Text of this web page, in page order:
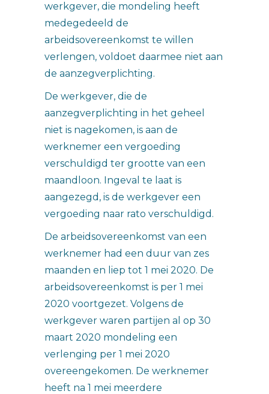
werkgever, die mondeling heeft
medegedeeld de
arbeidsovereenkomst te willen
verlengen, voldoet daarmee niet aan
de aanzegverplichting.
De werkgever, die de
aanzegverplichting in het geheel
niet is nagekomen, is aan de
werknemer een vergoeding
verschuldigd ter grootte van een
maandloon. Ingeval te laat is
aangezegd, is de werkgever een
vergoeding naar rato verschuldigd.
De arbeidsovereenkomst van een
werknemer had een duur van zes
maanden en liep tot 1 mei 2020. De
arbeidsovereenkomst is per 1 mei
2020 voortgezet. Volgens de
werkgever waren partijen al op 30
maart 2020 mondeling een
verlenging per 1 mei 2020
overeengekomen. De werknemer
heeft na 1 mei meerdere